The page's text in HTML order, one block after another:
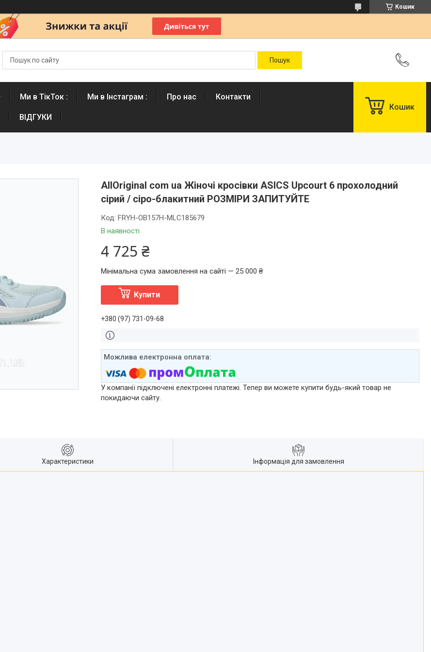
Кошик
Ми в ТікТок : Ми в Інстаграм : Про нас Контакти
ВІДГУКИ
Кошик
AllOriginal com ua Жіночі кросівки ASICS Upcourt 6 прохолодний
сірий / сіро-блакитний РОЗМІРИ ЗАПИТУЙТЕ
В наявності
Код: FRYH-OB157H-MLC185679
4 725 ₴
Мінімальна сума замовлення на сайті — 25 000 ₴
Купити
+380 (97) 731-09-68
У компанії підключені електронні платежі. Тепер ви можете купити будь-який товар не
покидаючи сайту.
Характеристики Інформація для замовлення